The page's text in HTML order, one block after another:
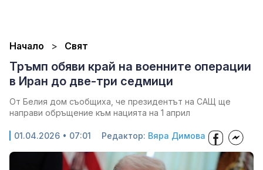
Начало Свят
Тръмп обяви край на военните операции
в Иран до две-три седмици
От Белия дом съобщиха, че президентът на САЩ ще
направи обръщение към нацията на 1 април
01.04.2026 • 07:01 Редактор: Вяра Димова